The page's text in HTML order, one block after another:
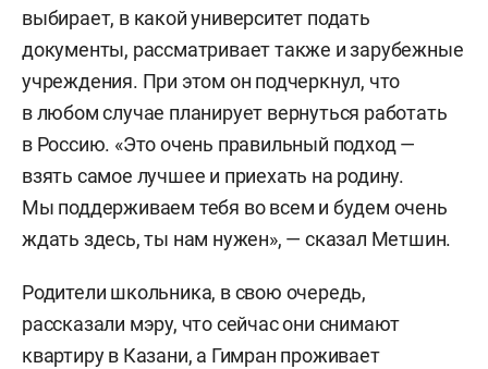
выбирает, в какой университет подать
документы, рассматривает также и зарубежные
учреждения. При этом он подчеркнул, что
в любом случае планирует вернуться работать
в Россию. «Это очень правильный подход —
взять самое лучшее и приехать на родину.
Мы поддерживаем тебя во всем и будем очень
ждать здесь, ты нам нужен», — сказал Метшин.
Родители школьника, в свою очередь,
рассказали мэру, что сейчас они снимают
квартиру в Казани, а Гимран проживает